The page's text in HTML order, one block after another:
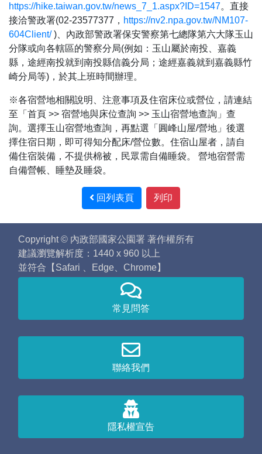
https://hike.taiwan.gov.tw/news_7_1.aspx?ID=1547。直接
接洽警政署(02-23577377， https://nv2.npa.gov.tw/NM107-
604Client/)、內政部警政署保安警察第七總隊第六大隊玉山
分隊或向各轄區的警察分局(例如：玉山屬於南投、嘉義
縣，途經南投就到南投縣信義分局；途經嘉義就到嘉義縣竹
崎分局等)，於其上班時間辦理。
※各宿營地相關說明、注意事項及住宿床位或營位，請連結
至「首頁 >> 宿營地與床位查詢 >> 玉山宿營地查詢」查
詢。選擇玉山宿營地查詢，再點選「圓峰山屋/營地」後選
擇住宿日期，即可得知分配床/營位數。住宿山屋者，請自
備住宿裝備，不提供棉被，民眾需自備睡袋。 營地宿營需
自備營帳、睡墊及睡袋。
回列表頁 列印
Copyright © 內政部國家公園署 著作權所有
建議瀏覽解析度：1440 x 960 以上
並符合【Safari 、Edge、Chrome】
常見問答
聯絡我們
隱私權宣告